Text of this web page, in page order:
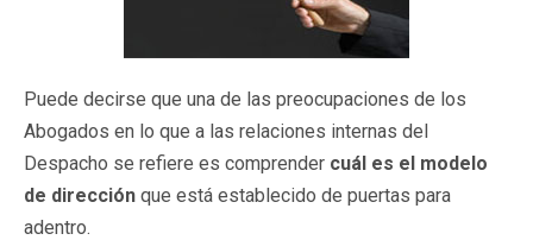
Puede decirse que una de las preocupaciones de los
Abogados en lo que a las relaciones internas del
Despacho se refiere es comprender cuál es el modelo
de dirección que está establecido de puertas para
adentro.